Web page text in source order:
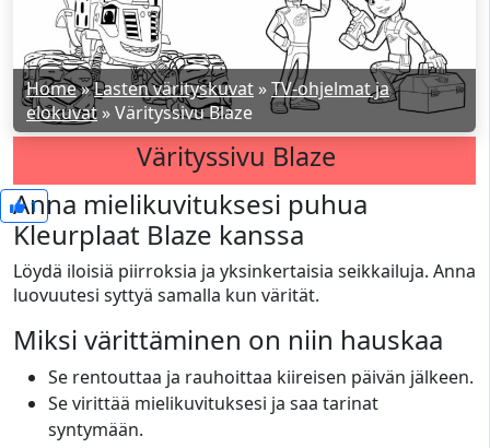
Home»Lasten värityskuvat »TV-ohjelmat ja
elokuvat »Värityssivu Blaze
Värityssivu Blaze
1
Anna mielikuvituksesi puhua
Kleurplaat Blaze kanssa
Löydä iloisiä piirroksia ja yksinkertaisia seikkailuja. Anna
luovuutesi syttyä samalla kun värität.
Miksi värittäminen on niin hauskaa
Se rentouttaa ja rauhoittaa kiireisen päivän jälkeen.
Se virittää mielikuvituksesi ja saa tarinat
syntymään.